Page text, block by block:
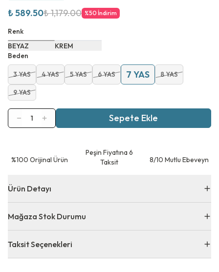
₺ 589.50₺ 1,179.00 %50 İndirim
Renk
BEYAZ
KREM
Beden
3 YAS 4 YAS 5 YAS 6 YAS 7 YAS 8 YAS
9 YAS
1 Sepete Ekle
⁠%100 Orijinal Ürün
Peşin Fiyatına 6
Taksit
8/10 Mutlu Ebeveyn
Ürün Detayı
Mağaza Stok Durumu
Taksit Seçenekleri